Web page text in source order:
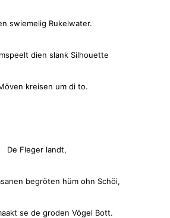
swiemelig Rukelwater.
dien slank Silhouette
kreisen um di to.
De Fleger landt,
begröten hüm ohn Schöi,
se de groden Vögel Bott.